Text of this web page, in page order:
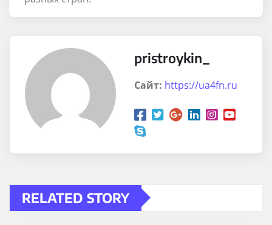
pristroykin_
Сайт: https://ua4fn.ru
RELATED STORY